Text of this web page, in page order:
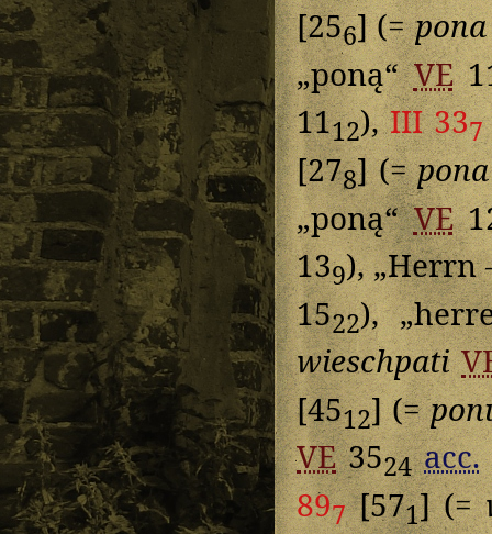
[256] (=pona
„poną“VE
1112),III 337
[278] (=pona
„poną“VE
139), „Herrn
1522),
wieschpati
[4512] (=
VE3524 acc.
897[571] (=